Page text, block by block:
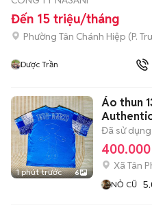
Đến 15 triệu/tháng
Phường Tân Chánh Hiệp (P.
Dược Trần
1 phút trước 6
Áo thun
Authentic
Đã sử dụng
Xã Tân
NỎ CŨ